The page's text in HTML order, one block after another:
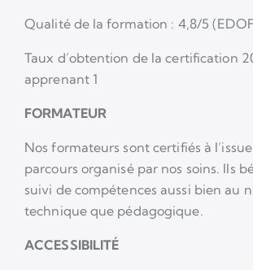
Qualité de la formation : 4,8/5
Taux d’obtention de la certification
apprenant 1
FORMATEUR
Nos formateurs sont certifiés à l’issue
parcours organisé par nos soins. Ils
suivi de compétences aussi bien au
technique que pédagogique.
ACCESSIBILITÉ